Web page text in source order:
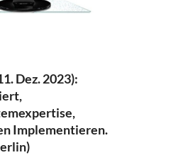
Dez. 2023):
Implementieren.